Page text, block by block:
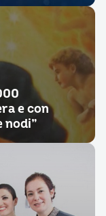
e con
nodi”